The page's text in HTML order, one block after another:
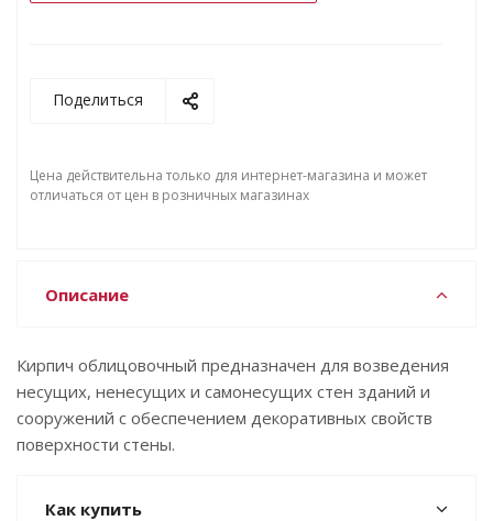
Поделиться
Цена действительна только для интернет-магазина и может
отличаться от цен в розничных магазинах
Описание
Кирпич облицовочный предназначен для возведения
несущих, ненесущих и самонесущих стен зданий и
сооружений с обеспечением декоративных свойств
поверхности стены.
Как купить